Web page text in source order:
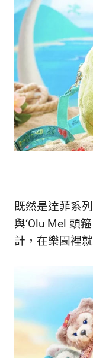
既然是達菲系
與‘Olu Mel 頭
計，在樂園裡